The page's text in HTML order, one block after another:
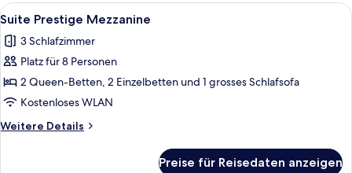
Alle
Fotos
für
Suite
Prestige
Mezzanine
anzeigen
Ein modernes Wohnzimmer mit
8
Suite Prestige Mezzanine
3 Schlafzimmer
Platz für 8 Personen
2 Queen-Betten, 2 Einzelbetten und 1 grosses Schlafsofa
Kostenloses WLAN
Weitere Details
Weitere
Preise für Reisedaten anzeigen